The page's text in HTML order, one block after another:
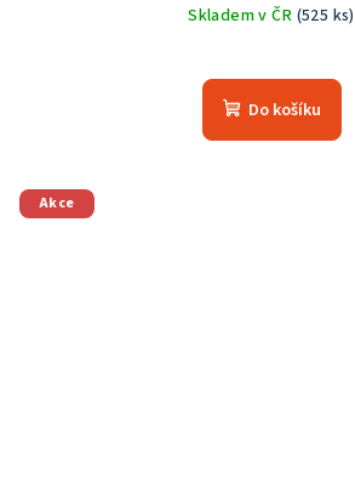
Skladem v ČR (525 ks)
hodnocení
produktu
Do košíku
Akce